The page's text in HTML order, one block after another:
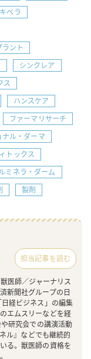
キベラ
ラント
シンクレア
ス
ハンスケア
ファーマリサーチ
ナル・ダーマ
トックス
ミネラ・ダーム
製剤
担当記事を読む
医師／ジャーナリス
新聞社グループの日
経ビジネス」の編集
エムスリーなどを経
研究会での講演活動
ル』などでも継続的
る。獣医師の資格を